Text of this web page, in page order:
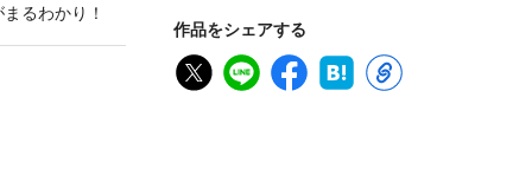
作品をシェアする
るわかり！